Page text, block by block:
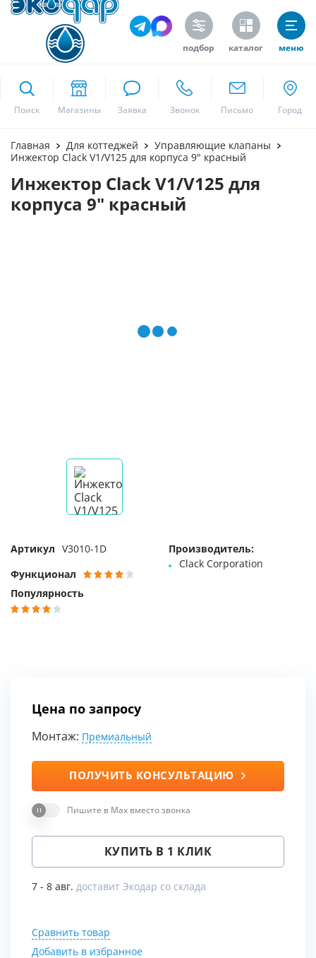
подбор каталог меню
Поиск
Москва
Главная Для коттеджей
Управляющие клапаны
Инжектор Clack V1/V125 для корпуса 9" красный
Инжектор Clack V1/V125 для
корпуса 9" красный
Артикул V3010-1D
Функционал
Популярность
Производитель:
Clack Corporation
Цена по запросу
Монтаж: Премиальный
ПОЛУЧИТЬ КОНСУЛЬТАЦИЮ
Пишите в Max вместо звонка
КУПИТЬ В 1 КЛИК
7 - 8 авг. доставит Экодар со склада
Сравнить товар
Добавить в избранное